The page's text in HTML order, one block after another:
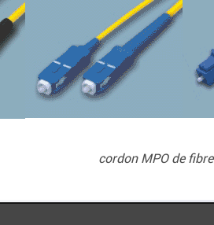
cordon MPO de